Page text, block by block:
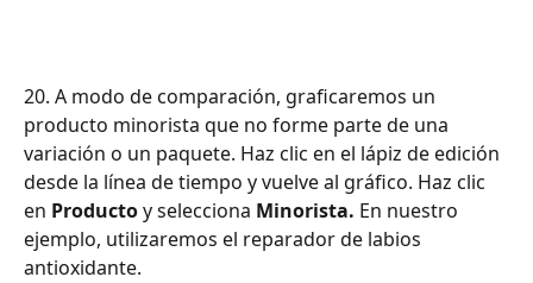
20. A modo de comparación, graficaremos un
producto minorista que no forme parte de una
variación o un paquete. Haz clic en el lápiz de edición
desde la línea de tiempo y vuelve al gráfico. Haz clic
en Producto y selecciona Minorista. En nuestro
ejemplo, utilizaremos el reparador de labios
antioxidante.